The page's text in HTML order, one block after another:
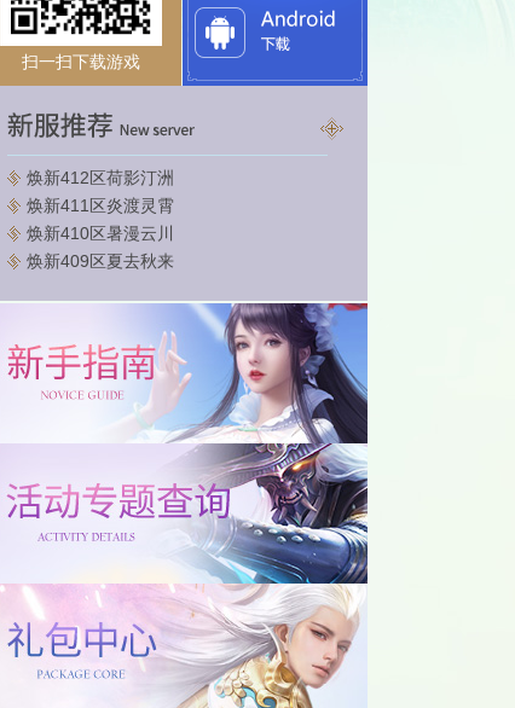
扫一扫下载游戏
焕新412区荷影汀洲
焕新411区炎渡灵霄
焕新410区暑漫云川
焕新409区夏去秋来